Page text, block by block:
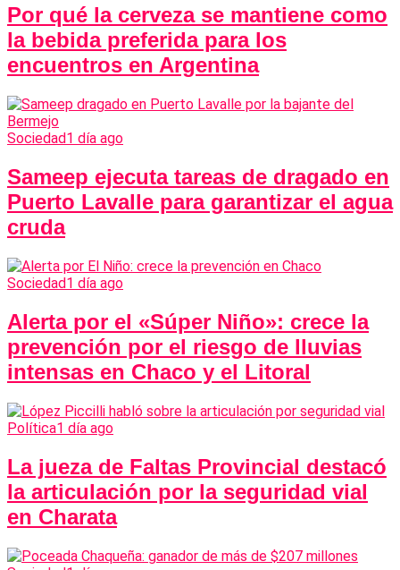
Por qué la cerveza se mantiene como
la bebida preferida para los
encuentros en Argentina
Sociedad1 día ago
Sameep ejecuta tareas de dragado en
Puerto Lavalle para garantizar el agua
cruda
Sociedad1 día ago
Alerta por el «Súper Niño»: crece la
prevención por el riesgo de lluvias
intensas en Chaco y el Litoral
Política1 día ago
La jueza de Faltas Provincial destacó
la articulación por la seguridad vial
en Charata